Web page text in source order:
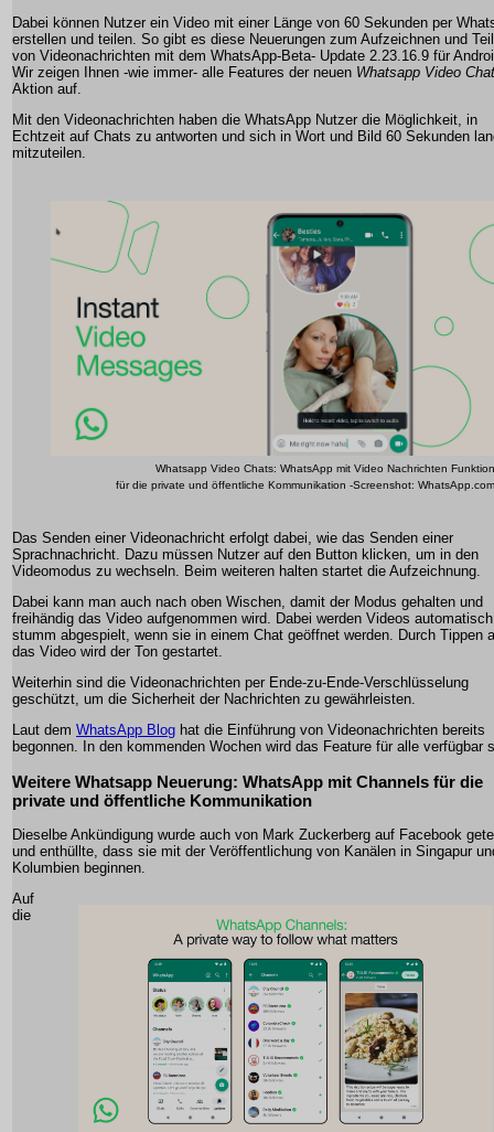
Dabei können Nutzer ein Video mit einer Länge von 60 Sekunden per
erstellen und teilen. So gibt es diese Neuerungen zum Aufzeichnen und
von Videonachrichten mit dem WhatsApp-Beta- Update 2.23.16.9 für
Wir zeigen Ihnen -wie immer- alle Features der neuen Whatsapp Video
Aktion auf.
Mit den Videonachrichten haben die WhatsApp Nutzer die Möglichkeit, in
Echtzeit auf Chats zu antworten und sich in Wort und Bild 60 Sekunden
mitzuteilen.
Whatsapp Video Chats: WhatsApp mit Video Nachrichten Funktion
für die private und öffentliche Kommunikation -Screenshot: WhatsApp.com
Das Senden einer Videonachricht erfolgt dabei, wie das Senden einer
Sprachnachricht. Dazu müssen Nutzer auf den Button klicken, um in den
Videomodus zu wechseln. Beim weiteren halten startet die Aufzeichnung.
Dabei kann man auch nach oben Wischen, damit der Modus gehalten und
freihändig das Video aufgenommen wird. Dabei werden Videos automatisch
stumm abgespielt, wenn sie in einem Chat geöffnet werden. Durch Tippen
das Video wird der Ton gestartet.
Weiterhin sind die Videonachrichten per Ende-zu-Ende-Verschlüsselung
geschützt, um die Sicherheit der Nachrichten zu gewährleisten.
Laut dem WhatsApp Blog hat die Einführung von Videonachrichten bereits
begonnen. In den kommenden Wochen wird das Feature für alle verfügbar
Weitere Whatsapp Neuerung: WhatsApp mit Channels für die
private und öffentliche Kommunikation
Dieselbe Ankündigung wurde auch von Mark Zuckerberg auf Facebook
und enthüllte, dass sie mit der Veröffentlichung von Kanälen in Singapur
Kolumbien beginnen.
Auf
die